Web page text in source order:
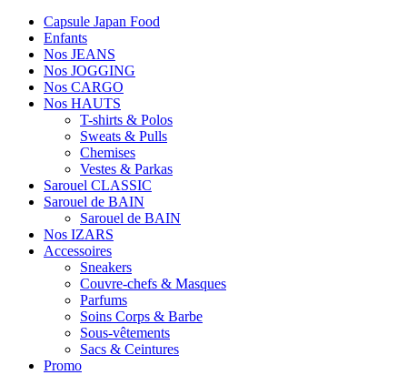
Capsule Japan Food
Enfants
Nos JEANS
Nos JOGGING
Nos CARGO
Nos HAUTS
T-shirts & Polos
Sweats & Pulls
Chemises
Vestes & Parkas
Sarouel CLASSIC
Sarouel de BAIN
Sarouel de BAIN
Nos IZARS
Accessoires
Sneakers
Couvre-chefs & Masques
Parfums
Soins Corps & Barbe
Sous-vêtements
Sacs & Ceintures
Promo